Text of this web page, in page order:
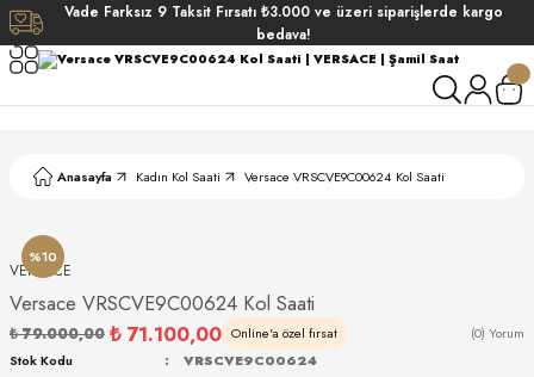
Vade Farksız 9 Taksit Fırsatı ₺3.000 ve üzeri siparişlerde kargo
bedava!
Anasayfa Kadın Kol Saati Versace VRSCVE9C00624 Kol Saati
%10
VERSACE
Versace VRSCVE9C00624 Kol Saati
₺ 79.000,00 ₺ 71.100,00 Online'a özel fırsat (0) Yorum
Stok Kodu
VRSCVE9C00624